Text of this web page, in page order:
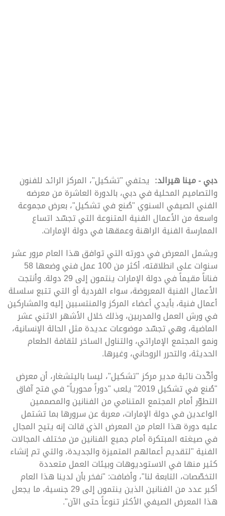
دبي - مينا هيرالد:
يحتفي "تشكيل"، المركز الرائد للفنون
والتصاميم المحلية في دبي، بالدورة العاشرة من معرضه
الفني الصيفي السنوي "صُنع في تشكيل"، بعرض مجموعة
واسعة من الأعمال الفنية المتنوعة التي تجسّد اتساع
الممارسة الفنية الراهنة وعمقها في دولة الإمارات.
ويشمل المعرض في دورته التي توافق هذا العام مرور عشر
سنوات على انطلاقته، أكثر من 100 عمل فني وضعها 58
فناناً مقيماً في دولة الإمارات ينتمون إلى 29 دولة. وأنتجت
الأعمال الفنية المعروضة، سواء الفردية أو التي تتبع سلسلة
أعمال فنية، بأيدي أعضاء المركز والمنتسبين إليه والمشاركين
في ورش العمل والمدربين، وذلك خلال الأشهر الاثني عشر
الماضية، وهي تجسّد موضوعات عديدة مثل الحالة الإنسانية،
ونمو المجتمع الإماراتي، والتناول الساخر لثقافة الطعام
الحديثة، والتحرر الروحاني، وغيرها.
وأكّدت نائبة مدير مركز "تشكيل"، ليسا باليتشغار، أن معرض
"صُنع في تشكيل 2019" يلعب "دوراً محورياً" في فتح آفاق
التطوّر أمام المجتمع المتنامي من الفنانين والمصممين
الواعدين في دولة الإمارات، معربة عن سرورها بما تشتمل
عليه دورة هذا العام من المعرض الذي قالت إنه يتيح المجال
في صيغته المبتكرة أمام جميع الفنانين من مختلف المجالات
الفنية "لتقديم أعمالهم المتميزة والجديدة، والتي تم إنشاء
كثير منها في الاستوديوهات وبيئات العمل متعددة
التخصّصات، التابعة لنا"، وأضافت: "نفخر بأن لدينا هذا العام
أكبر عدد من الفنانين الذين ينتمون إلى 29 جنسية، ما يجعل
هذا المعرض الصيفي الأكثر تنوعاً حتى الآن".